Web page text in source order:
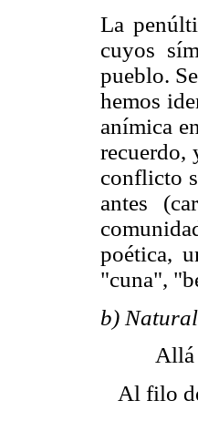
La
cuyos
pueblo.
hemos
anímica
recuerdo,
conflicto
antes
poética,
"cuna",
b)
Allá
Al filo